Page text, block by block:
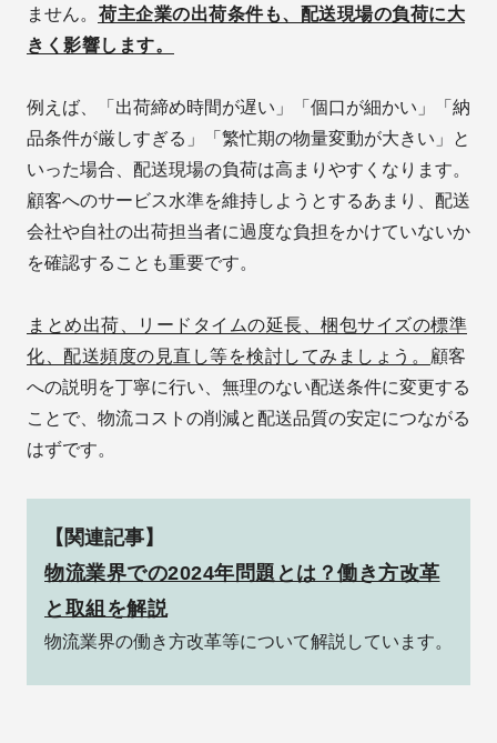
ません。 荷主企業の出荷条件も、配送現場の負荷に大
きく影響します。
例えば、「出荷締め時間が遅い」「個口が細かい」「納
品条件が厳しすぎる」「繁忙期の物量変動が大きい」と
いった場合、配送現場の負荷は高まりやすくなります。
顧客へのサービス水準を維持しようとするあまり、配送
会社や自社の出荷担当者に過度な負担をかけていないか
を確認することも重要です。
まとめ出荷、リードタイムの延長、梱包サイズの標準
化、配送頻度の見直し等を検討してみましょう。
顧客
への説明を丁寧に行い、無理のない配送条件に変更する
ことで、物流コストの削減と配送品質の安定につながる
はずです。
【関連記事】
物流業界での2024年問題とは？働き方改革
と取組を解説
物流業界の働き方改革等について解説しています。